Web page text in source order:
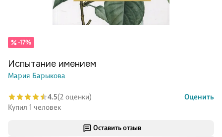
Оставить отзыв
-17%
Испытание имением
Мария Барыкова
4.5(2 оценки)
Оценить
Купил 1 человек